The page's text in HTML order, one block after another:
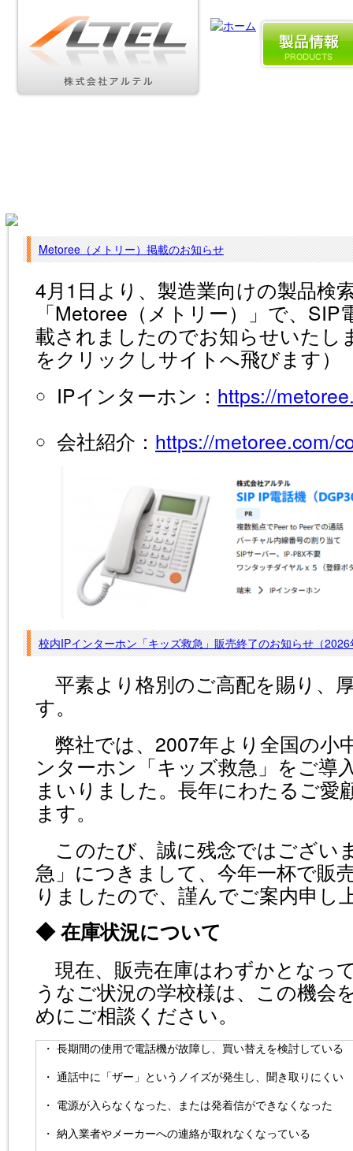
Metoree（メトリー）掲載のお知らせ
4月1日より、製造業向けの製品検
「Metoree（メトリー）」で、
載されましたのでお知らせいたし
をクリックしサイトへ飛びます）
IPインターホン： https://
会社紹介： https://metoree.com/
校内IPインターホン「キッズ救急」販売終了のお知らせ（2026
平素より格別のご高配を賜り、
す。
弊社では、2007年より全国の小
ンターホン「キッズ救急」をご導
まいりました。長年にわたるご愛
ます。
このたび、誠に残念ではござい
急」につきまして、今年一杯で販
りましたので、謹んでご案内申し
◆ 在庫状況について
現在、販売在庫はわずかとなっ
うなご状況の学校様は、この機会
めにご相談ください。
・ 長期間の使用で電話機が故障し、買い替えを検討している
・ 通話中に「ザー」というノイズが発生し、聞き取りにくい
・ 電源が入らなくなった、または発着信ができなくなった
・ 納入業者やメーカーへの連絡が取れなくなっている